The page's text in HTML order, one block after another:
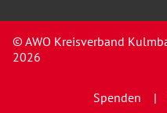
© AWO Kreisverband
2026
Spenden